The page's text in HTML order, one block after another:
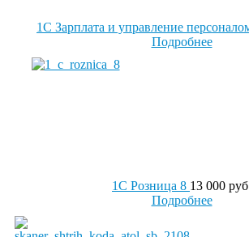
1С Зарплата и управление
Подробнее
1С Розница 8 13 000
Подробнее